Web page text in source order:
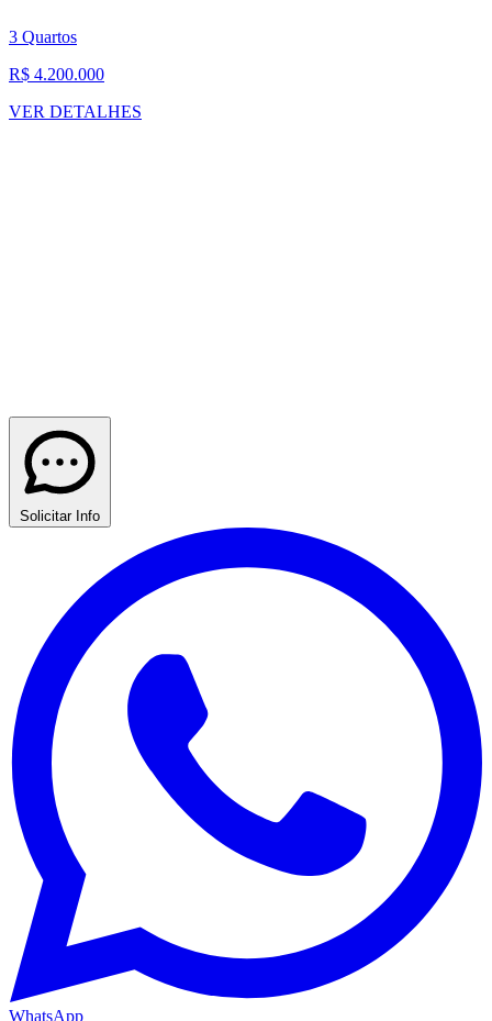
3 Quartos
R$ 4.200.000
VER DETALHES
Solicitar Info
WhatsApp